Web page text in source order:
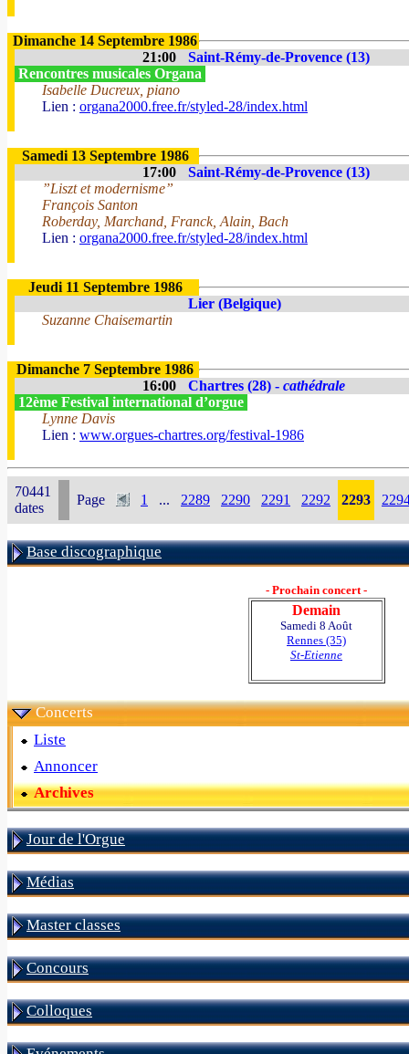
Dimanche 14 Septembre 1986
21:00
Saint-Rémy-de-Provence (13)
Rencontres musicales Organa
Isabelle Ducreux, piano
Lien : organa2000.free.fr/styled-28/index.html
Samedi 13 Septembre 1986
17:00
Saint-Rémy-de-Provence (13)
”Liszt et modernisme”
François Santon
Roberday, Marchand, Franck, Alain, Bach
Lien : organa2000.free.fr/styled-28/index.html
Jeudi 11 Septembre 1986
Lier (Belgique)
Suzanne Chaisemartin
Dimanche 7 Septembre 1986
16:00
Chartres (28) - cathédrale
12ème Festival international d’orgue
Lynne Davis
Lien : www.orgues-chartres.org/festival-1986
70441
dates
Page 1 ... 2289 2290 2291 2292 2293
Base discographique
- Prochain concert -
Demain
Samedi 8 Août
Rennes (35)
St-Etienne
Concerts
Liste
Annoncer
Archives
Jour de l'Orgue
Médias
Master classes
Concours
Colloques